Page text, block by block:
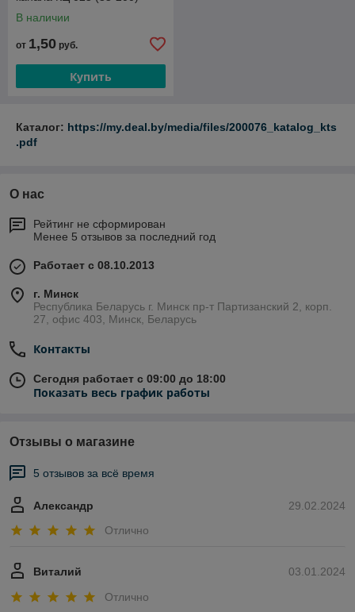
В наличии
от 1,50 руб.
Купить
Каталог: https://my.deal.by/media/files/200076_katalog_kts
.pdf
О нас
Рейтинг не сформирован
Менее 5 отзывов за последний год
Работает с 08.10.2013
г. Минск
Республика Беларусь г. Минск пр-т Партизанский 2, корп.
27, офис 403, Минск, Беларусь
Контакты
Сегодня работает с 09:00 до 18:00
Показать весь график работы
Отзывы о магазине
5 отзывов за всё время
29.02.2024
Александр
Отлично
03.01.2024
Виталий
Отлично